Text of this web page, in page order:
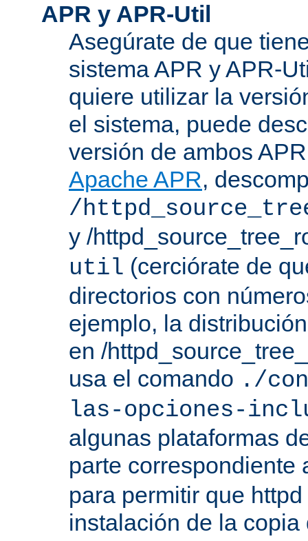
APR y APR-Util
Asegúrate de que
sistema APR y APR-
quiere utilizar la
el sistema, puede
versión de ambos
Apache APR,
/
y /
util (cerciórate de
directorios con
ejemplo, la
en /
usa el comando ./
las-opciones-
algunas plataformas
parte
para permitir que
instalación de la